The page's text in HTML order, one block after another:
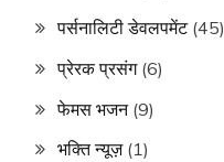
पर्सनालिटी डेवलपमेंट(45)
प्रेरक प्रसंग(6)
फेमस भजन(9)
भक्ति न्यूज़(1)